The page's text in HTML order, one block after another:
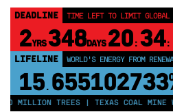
DEADLINE TIME LEFT TO LIMIT GLOBAL
2YRS 348DAYS 20: 34:
LIFELINE WORLD'S ENERGY FROM
15.
MILLION TREES | TEXAS COAL MINE